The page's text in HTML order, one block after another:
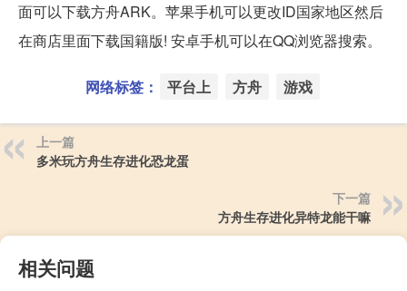
面可以下载方舟ARK。苹果手机可以更改ID国家地区然后
在商店里面下载国籍版! 安卓手机可以在QQ浏览器搜索。
网络标签： 平台上 方舟 游戏
上一篇
多米玩方舟生存进化恐龙蛋
下一篇
方舟生存进化异特龙能干嘛
相关问题